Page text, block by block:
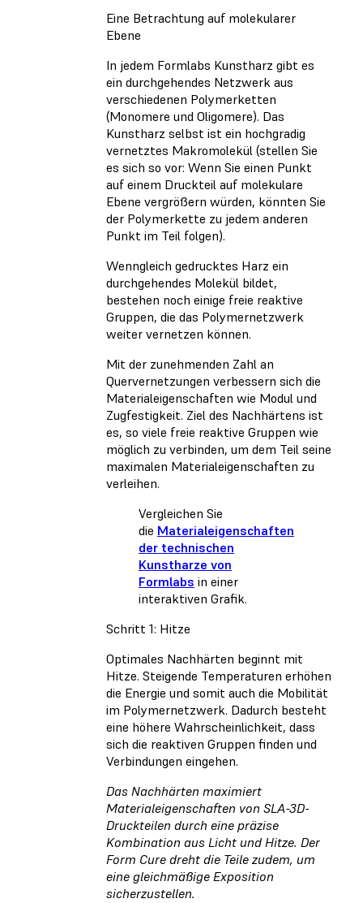
Eine Betrachtung auf molekularer
Ebene
In jedem Formlabs Kunstharz gibt es
ein durchgehendes Netzwerk aus
verschiedenen Polymerketten
(Monomere und Oligomere). Das
Kunstharz selbst ist ein hochgradig
vernetztes Makromolekül (stellen Sie
es sich so vor: Wenn Sie einen Punkt
auf einem Druckteil auf molekulare
Ebene vergrößern würden, könnten Sie
der Polymerkette zu jedem anderen
Punkt im Teil folgen).
Wenngleich gedrucktes Harz ein
durchgehendes Molekül bildet,
bestehen noch einige freie reaktive
Gruppen, die das Polymernetzwerk
weiter vernetzen können.
Mit der zunehmenden Zahl an
Quervernetzungen verbessern sich die
Materialeigenschaften wie Modul und
Zugfestigkeit. Ziel des Nachhärtens ist
es, so viele freie reaktive Gruppen wie
möglich zu verbinden, um dem Teil seine
maximalen Materialeigenschaften zu
verleihen.
Vergleichen Sie
die Materialeigenschaften
der technischen
Kunstharze von
Formlabs in einer
interaktiven Grafik.
Schritt 1: Hitze
Optimales Nachhärten beginnt mit
Hitze. Steigende Temperaturen erhöhen
die Energie und somit auch die Mobilität
im Polymernetzwerk. Dadurch besteht
eine höhere Wahrscheinlichkeit, dass
sich die reaktiven Gruppen finden und
Verbindungen eingehen.
Das Nachhärten maximiert
Materialeigenschaften von SLA-3D-
Druckteilen durch eine präzise
Kombination aus Licht und Hitze. Der
Form Cure dreht die Teile zudem, um
eine gleichmäßige Exposition
sicherzustellen.